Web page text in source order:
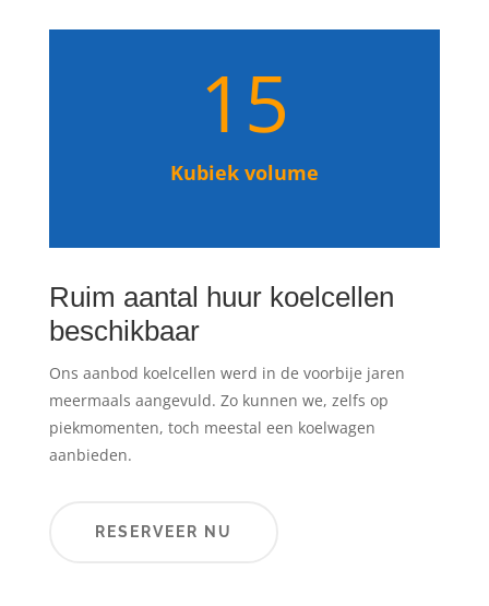
15
Kubiek volume
Ruim aantal huur koelcellen
beschikbaar
Ons aanbod koelcellen werd in de voorbije jaren
meermaals aangevuld. Zo kunnen we, zelfs op
piekmomenten, toch meestal een koelwagen
aanbieden.
RESERVEER NU